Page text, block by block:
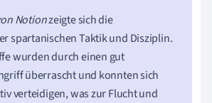
Notionzeigte sich die
spartanischen Taktik und Disziplin.
wurden durch einen gut
überrascht und konnten sich
verteidigen, was zur Flucht und